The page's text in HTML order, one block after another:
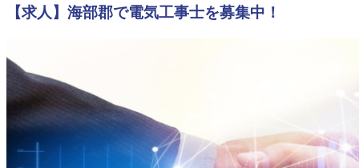
【求人】海部郡で電気工事士を募集中！